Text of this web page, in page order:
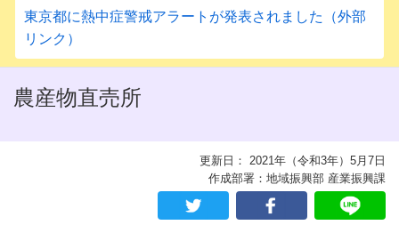
東京都に熱中症警戒アラートが発表されました（外部
リンク）
農産物直売所
更新日： 2021年（令和3年）5月7日
作成部署：地域振興部 産業振興課